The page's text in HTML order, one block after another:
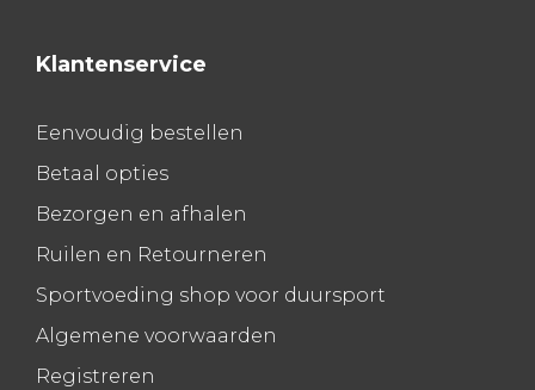
Klantenservice
Eenvoudig bestellen
Betaal opties
Bezorgen en afhalen
Ruilen en Retourneren
Sportvoeding shop voor duursport
Algemene voorwaarden
Registreren